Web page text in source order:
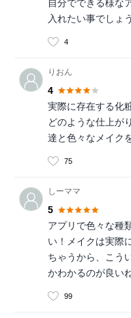
自分でできる様な
入れたい事でしょ
4
りおん
4
実際に存在する化
どのような仕上が
達と色々なメイク
75
しーママ
5
アプリで色々な種
い！メイクは実際
ちゃうから、こう
かわかるのが良い
99